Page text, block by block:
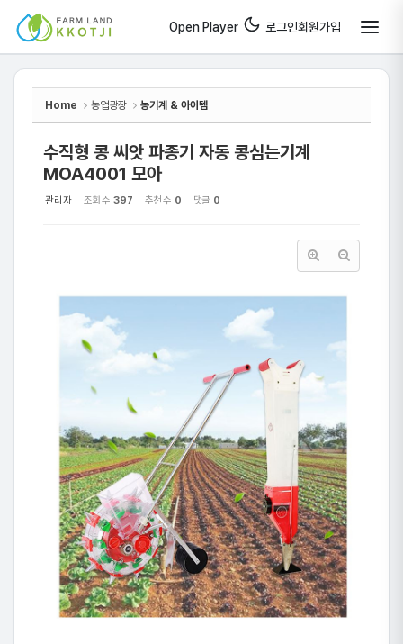
Open Player 로그인회원가입
Home 농업광장 농기계 & 아이템
수직형 콩 씨앗 파종기 자동 콩심는기계
MOA4001 모아
관리자 조회 수 397 추천 수 0 댓글 0